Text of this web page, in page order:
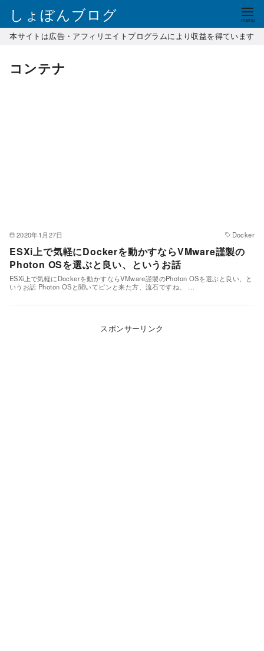
しょぼんブログ
本サイトは広告・アフィリエイトプログラムにより収益を得ています
コンテナ
2020年1月27日 Docker
ESXi上で気軽にDockerを動かすならVMware謹製の
Photon OSを選ぶと良い、というお話
ESXi上で気軽にDockerを動かすならVMware謹製のPhoton OSを選ぶと良い、と
いうお話 Photon OSと聞いてピンと来た方、流石ですね。 …
スポンサーリンク